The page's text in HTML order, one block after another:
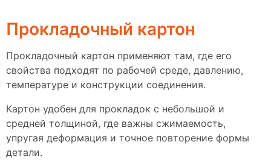
Прокладочный картон
Прокладочный картон применяют там, где его
свойства подходят по рабочей среде, давлению,
температуре и конструкции соединения.
Картон удобен для прокладок с небольшой и
средней толщиной, где важны сжимаемость,
упругая деформация и точное повторение формы
детали.